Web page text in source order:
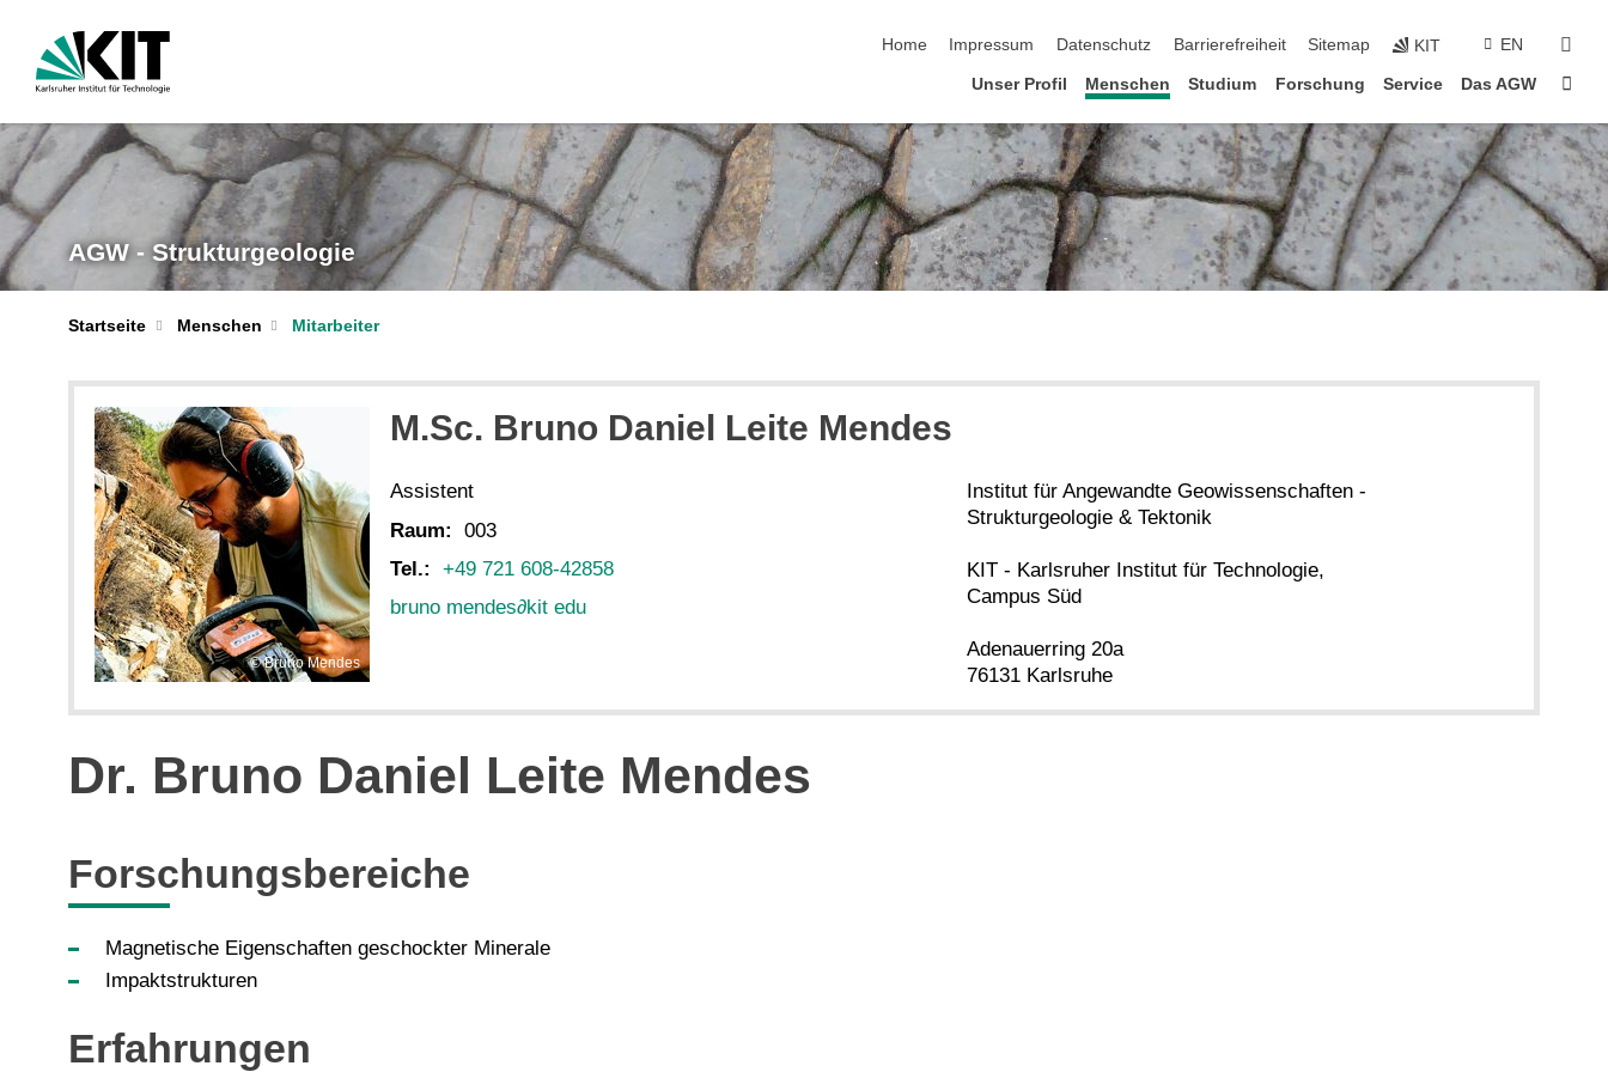
Home
Impressum Datenschutz Barrierefreiheit Sitemap KIT EN
Unser Profil Menschen Studium Forschung Service Das AGW
AGW - Strukturgeologie
Startseite Menschen Mitarbeiter
Bruno Mendes
M.Sc. Bruno Daniel Leite Mendes
Assistent
Raum:
003
Tel.:
+49 721 608-42858
bruno mendes∂kit edu
Institut für Angewandte Geowissenschaften -
Strukturgeologie & Tektonik
KIT - Karlsruher Institut für Technologie,
Campus Süd
Adenauerring 20a
76131 Karlsruhe
Dr. Bruno Daniel Leite Mendes
Forschungsbereiche
Magnetische Eigenschaften geschockter Minerale
Impaktstrukturen
Erfahrungen